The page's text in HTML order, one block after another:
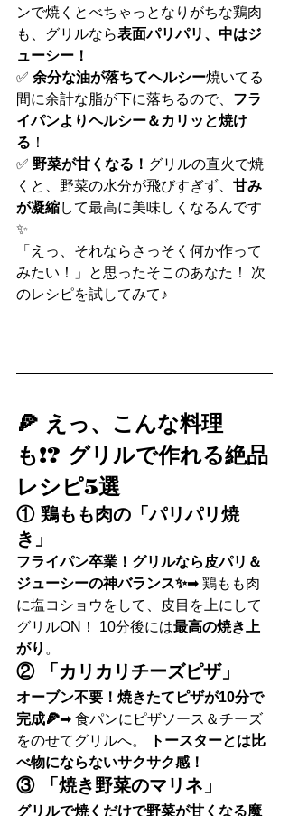
ンで焼くとべちゃっとなりがちな鶏肉
も、グリルなら表面パリパリ、中はジ
ューシー！
✅ 余分な油が落ちてヘルシー焼いてる
間に余計な脂が下に落ちるので、 フラ
イパンよりヘルシー＆カリッと焼け
る ！
✅ 野菜が甘くなる！ グリルの直火で焼
くと、野菜の水分が飛びすぎず、 甘み
が凝縮して最高に美味しくなるんです
✨
「えっ、それならさっそく何か作って
みたい！」と思ったそこのあなた！ 次
のレシピを試してみて♪
🍕 えっ、こんな料理
も!? グリルで作れる絶品
レシピ5選
① 鶏もも肉の「パリパリ焼
き」
フライパン卒業！グリルなら皮パリ＆
ジューシーの神バランス✨➡ 鶏もも肉
に塩コショウをして、皮目を上にして
グリルON！ 10分後には最高の焼き上
がり 。
② 「カリカリチーズピザ」
オーブン不要！焼きたてピザが10分で
完成🍕➡ 食パンにピザソース＆チーズ
をのせてグリルへ。
トースターとは比
べ物にならないサクサク感！
③ 「焼き野菜のマリネ」
グリルで焼くだけで野菜が甘くなる魔